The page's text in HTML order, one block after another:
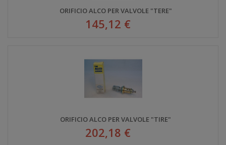
ORIFICIO ALCO PER VALVOLE "TERE"
145,12 €
ORIFICIO ALCO PER VALVOLE "TIRE"
202,18 €